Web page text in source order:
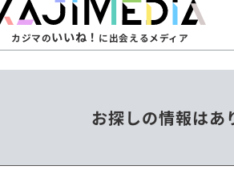
カジマのいいね！ に出会えるメディア
お探しの情報はあ